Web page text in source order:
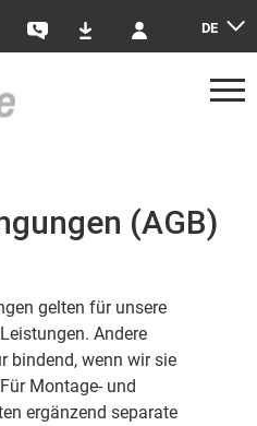
Kontakt Downloads DE
(AGB)
gelten für unsere
Andere
bindend, wenn wir sie
Montage- und
ergänzend separate